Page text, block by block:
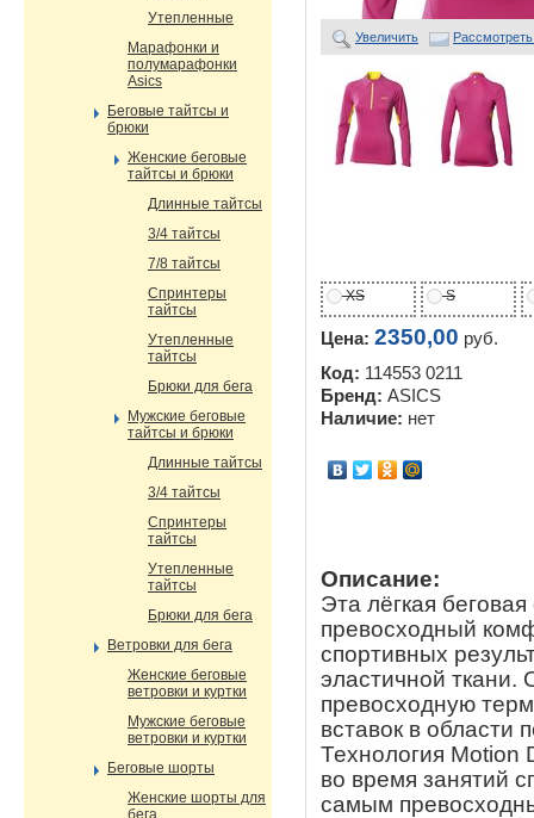
Увеличить
XS S
Цена: 2350,00 руб.
Код: 114553 0211
Бренд: ASICS
Наличие: нет
Описание:
Эта лёгкая
превосходный
спортивных
эластичной ткани.
превосходную
вставок в области
Технология Motion
во время занятий
самым
Утепленные
Марафонки и
полумарафонки
Asics
Беговые тайтсы и
брюки
Женские беговые
тайтсы и брюки
Длинные тайтсы
3/4 тайтсы
7/8 тайтсы
Спринтеры
тайтсы
Утепленные
тайтсы
Брюки для бега
Мужские беговые
тайтсы и брюки
Длинные тайтсы
3/4 тайтсы
Спринтеры
тайтсы
Утепленные
тайтсы
Брюки для бега
Ветровки для бега
Женские беговые
ветровки и куртки
Мужские беговые
ветровки и куртки
Беговые шорты
Женские шорты для
бега